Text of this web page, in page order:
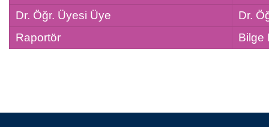
Dr. Öğr. Üyesi Üye
Dr.
Raportör
Bilge